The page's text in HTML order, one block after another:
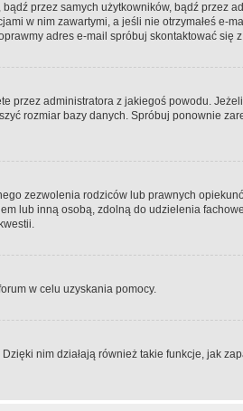
przez samych użytkowników, bądź przez
w nim zawartymi, a jeśli nie otrzymałeś e-
adres e-mail spróbuj skontaktować się
przez administratora z jakiegoś powodu.
rozmiar bazy danych. Spróbuj ponownie
zezwolenia rodziców lub prawnych
lub inną osobą, zdolną do udzielenia
w celu uzyskania pomocy.
nim działają również takie funkcje, jak